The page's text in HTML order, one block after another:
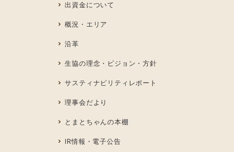
出資金について
概況・エリア
沿革
生協の理念・ビジョン・方針
サスティナビリティレポート
理事会だより
とまとちゃんの本棚
IR情報・電子公告